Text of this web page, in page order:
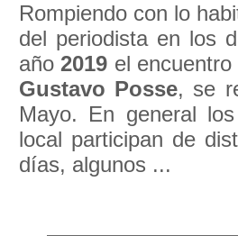
Rompiendo con lo
del periodista en los
año2019 el
Gustavo Posse, se
Mayo. En general
local participan de
días, algunos ...